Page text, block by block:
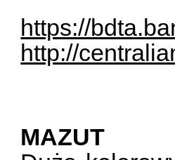
https://
http://
MAZUT